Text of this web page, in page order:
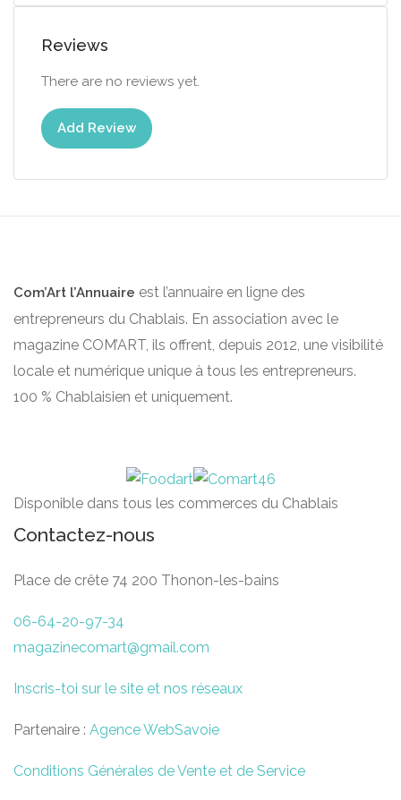
Reviews
There are no reviews yet.
Add Review
Com’Art l’Annuaire est l’annuaire en ligne des
entrepreneurs du Chablais. En association avec le
magazine COM’ART, ils offrent, depuis 2012, une visibilité
locale et numérique unique à tous les entrepreneurs.
100 % Chablaisien et uniquement.
Disponible dans tous les commerces du Chablais
Contactez-nous
Place de crête 74 200 Thonon-les-bains
06-64-20-97-34
magazinecomart@gmail.com
Inscris-toi sur le site et nos réseaux
Partenaire : Agence WebSavoie
Conditions Générales de Vente et de Service